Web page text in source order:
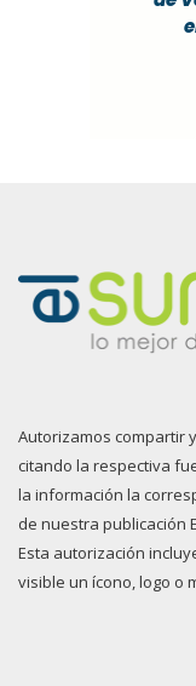
Autorizamos compartir
citando la respectiva
la información la
de nuestra publicación
Esta autorización
visible un ícono, logo o